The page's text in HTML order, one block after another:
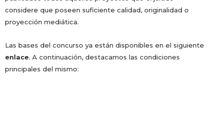
considere que poseen suficiente calidad, originalidad o
proyección mediática.
Las bases del concurso ya están disponibles en el siguiente
enlace. A continuación, destacamos las condiciones
principales del mismo: